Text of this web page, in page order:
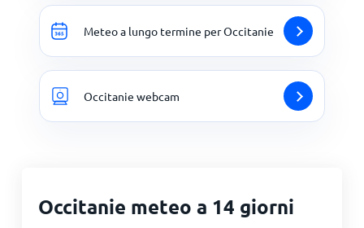
Meteo a lungo termine per Occitanie
Occitanie webcam
Occitanie meteo a 14 giorni